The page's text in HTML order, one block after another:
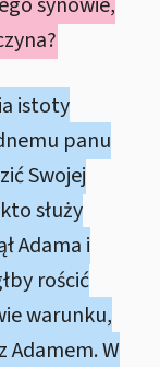
istoty
panu
Swojej
służy
Adama i
rościć
warunku,
Adamem. W